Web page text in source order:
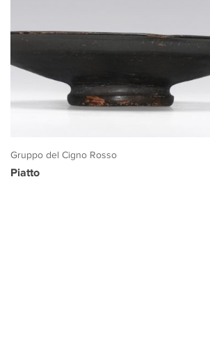
Gruppo del Cigno Rosso
Piatto